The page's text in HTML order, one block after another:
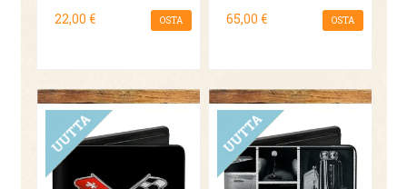
22,00 € OSTA 65,00 € OSTA
UUTUUS UUTUUS